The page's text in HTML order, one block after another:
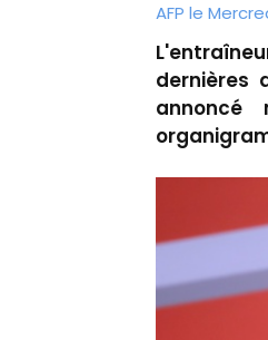
AFP le
dernières